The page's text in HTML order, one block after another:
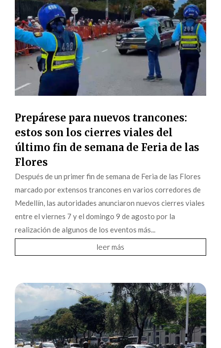
Prepárese para nuevos trancones:
estos son los cierres viales del
último fin de semana de Feria de las
Flores
Después de un primer fin de semana de Feria de las Flores
marcado por extensos trancones en varios corredores de
Medellín, las autoridades anunciaron nuevos cierres viales
entre el viernes 7 y el domingo 9 de agosto por la
realización de algunos de los eventos más...
leer más